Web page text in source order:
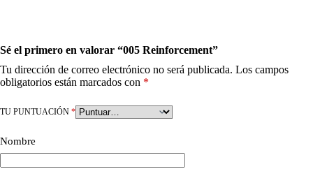
Sé el primero en valorar “005 Reinforcement”
Tu dirección de correo electrónico no será publicada. Los campos
obligatorios están marcados con *
TU PUNTUACIÓN *
Nombre